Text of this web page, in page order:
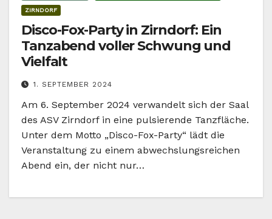
ZIRNDORF
Disco-Fox-Party in Zirndorf: Ein
Tanzabend voller Schwung und
Vielfalt
1. SEPTEMBER 2024
Am 6. September 2024 verwandelt sich der Saal
des ASV Zirndorf in eine pulsierende Tanzfläche.
Unter dem Motto „Disco-Fox-Party“ lädt die
Veranstaltung zu einem abwechslungsreichen
Abend ein, der nicht nur…